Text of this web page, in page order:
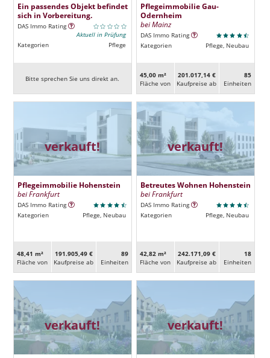
Ein passendes Objekt befindet
sich in Vorbereitung.
DAS Immo Rating
Aktuell in Prüfung
Kategorien
Pflege
Bitte sprechen Sie uns direkt an.
Pflegeimmobilie Gau-
Odernheim
bei Mainz
DAS Immo Rating
Kategorien
Pflege, Neubau
45,00 m²
Fläche von
201.017,14 €
Kaufpreise ab
85
Ein­heiten
verkauft!
Pflegeimmobilie Hohenstein
bei Frankfurt
DAS Immo Rating
Kategorien
Pflege, Neubau
48,41 m²
Fläche von
191.905,49 €
Kaufpreise ab
89
Ein­heiten
verkauft!
Betreutes Wohnen Hohenstein
bei Frankfurt
DAS Immo Rating
Kategorien
Pflege, Neubau
42,82 m²
Fläche von
242.171,09 €
Kaufpreise ab
18
Ein­heiten
verkauft! verkauft!